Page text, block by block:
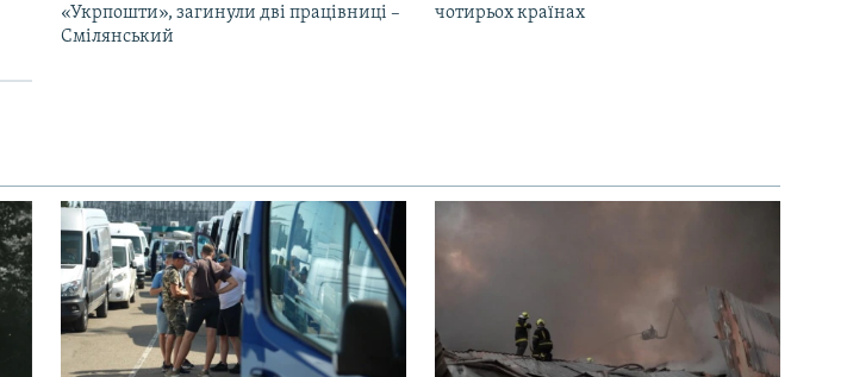
«Укрпошти», загинули дві працівниці –
Смілянський
чотирьох країнах